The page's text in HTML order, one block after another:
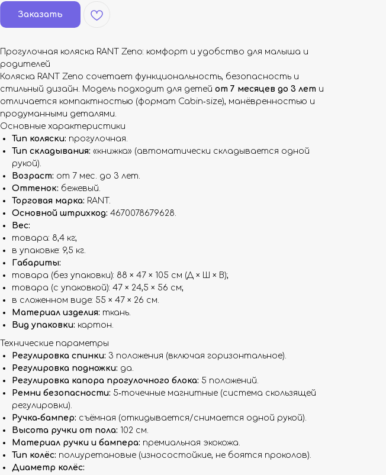
Заказать
Прогулочная коляска RANT Zeno: комфорт и удобство для малыша и
родителей
Коляска RANT Zeno сочетает функциональность, безопасность и
стильный дизайн. Модель подходит для детей от 7 месяцев до 3 лет и
отличается компактностью (формат Cabin‑size), манёвренностью и
продуманными деталями.
Основные характеристики
Тип коляски: прогулочная.
Тип складывания: «книжка» (автоматически складывается одной
рукой).
Возраст: от 7 мес. до 3 лет.
Оттенок: бежевый.
Торговая марка: RANT.
Основной штрихкод: 4670078679628.
Вес:
товара: 8,4 кг;
в упаковке: 9,5 кг.
Габариты:
товара (без упаковки): 88 × 47 × 105 см (Д × Ш × В);
товара (с упаковкой): 47 × 24,5 × 56 см;
в сложенном виде: 55 × 47 × 26 см.
Материал изделия: ткань.
Вид упаковки: картон.
Технические параметры
Регулировка спинки: 3 положения (включая горизонтальное).
Регулировка подножки: да.
Регулировка капора прогулочного блока: 5 положений.
Ремни безопасности: 5‑точечные магнитные (система скользящей
регулировки).
Ручка‑бампер: съёмная (откидывается/снимается одной рукой).
Высота ручки от пола: 102 см.
Материал ручки и бампера: премиальная экокожа.
Тип колёс: полиуретановые (износостойкие, не боятся проколов).
Диаметр колёс: